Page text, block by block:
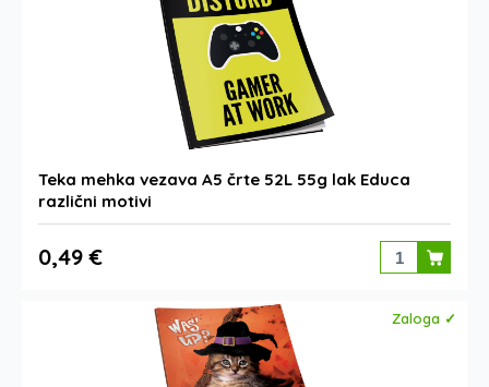
Teka mehka vezava A5 črte 52L 55g lak Educa
različni motivi
0,49 €
Zaloga ✓